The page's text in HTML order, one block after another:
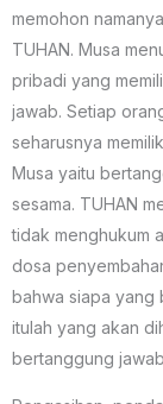
memohon
TUHAN. Musa
pribadi yang
jawab. Setiap
seharusnya
Musa yaitu
sesama. TUHAN
tidak menghukum
dosa
bahwa siapa yang
itulah yang akan
bertanggung